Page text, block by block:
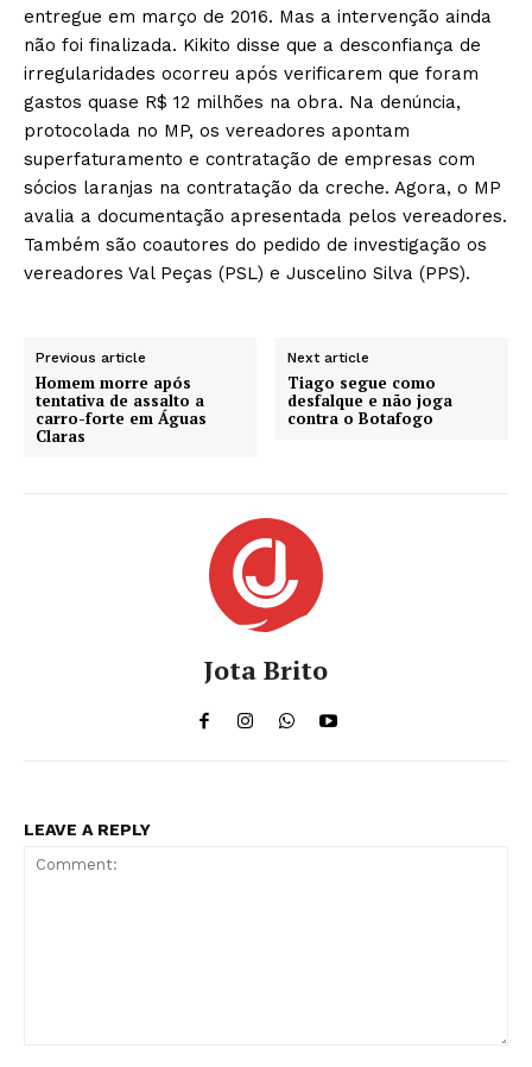
entregue em março de 2016. Mas a intervenção ainda
não foi finalizada. Kikito disse que a desconfiança de
irregularidades ocorreu após verificarem que foram
gastos quase R$ 12 milhões na obra. Na denúncia,
protocolada no MP, os vereadores apontam
superfaturamento e contratação de empresas com
sócios laranjas na contratação da creche. Agora, o MP
avalia a documentação apresentada pelos vereadores.
Também são coautores do pedido de investigação os
vereadores Val Peças (PSL) e Juscelino Silva (PPS).
Previous article
Homem morre após
tentativa de assalto a
carro-forte em Águas
Claras
Next article
Tiago segue como
desfalque e não joga
contra o Botafogo
Jota Brito
LEAVE A REPLY